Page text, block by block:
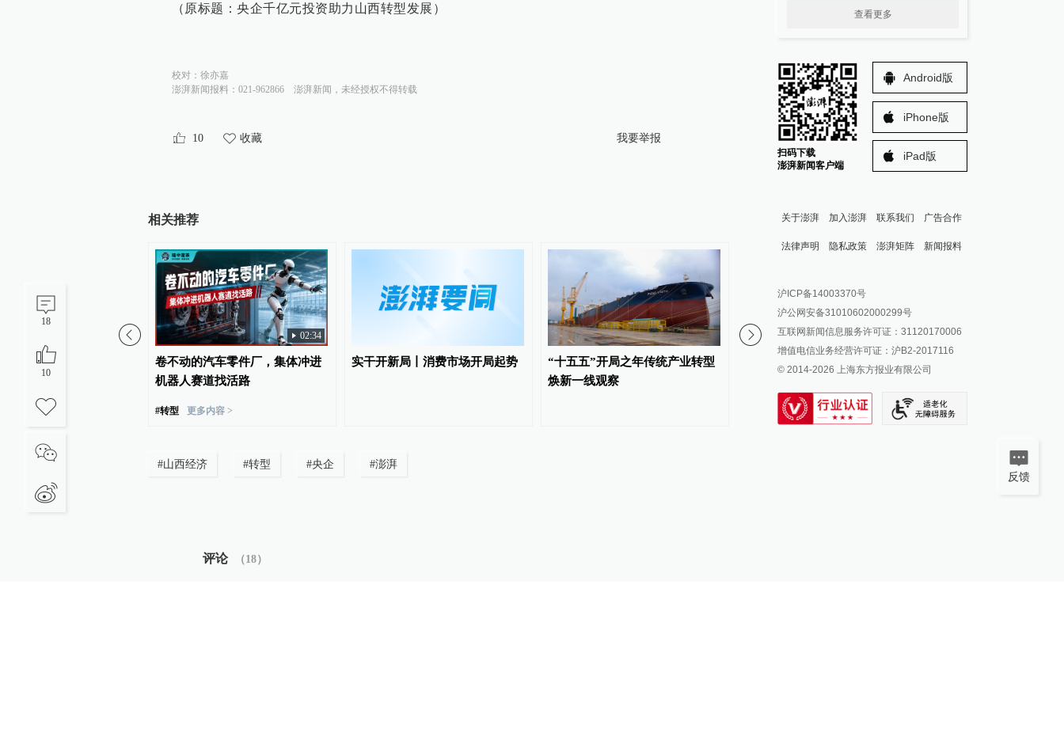
18
10
（原标题：央企千亿元投资助力山西转型发展）
校对： 徐亦嘉
澎湃新闻报料：021-962866
澎湃新闻，未经授权不得转载
10 收藏 我要举报
相关推荐
半年传统产业转型提速
02:34
卷不动的汽车零件厂，集体冲进
机器人赛道找活路
#转型 更多内容 >
实干开新局丨消费市场开局起势
“十五五”开局之年传统产业转型
焕新一线观察
#山西经济 #转型 #央企 #澎湃
评论 （18）
查看更多
扫码下载
澎湃新闻客户端
Android版
iPhone版
iPad版
关于澎湃 加入澎湃 联系我们 广告合作
法律声明 隐私政策 澎湃矩阵
澎湃新闻公众号
澎湃新闻抖音号
派生万物开放平台
IP SHANGHAI
SIXTH TONE
新闻报料
报料邮箱: news@thepaper.cn
沪ICP备14003370号
沪公网安备31010602000299号
互联网新闻信息服务许可证：31120170006
增值电信业务经营许可证：沪B2-2017116
© 2014-2026 上海东方报业有限公司
反馈